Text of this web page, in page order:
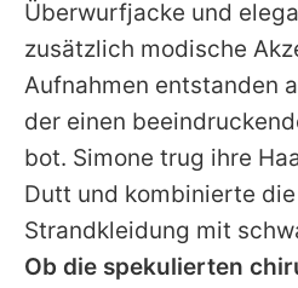
Überwurfjacke und
zusätzlich modische
Aufnahmen entstanden
der einen
bot. Simone trug ihre
Dutt und kombinierte
Strandkleidung mit
Ob die spekulierten